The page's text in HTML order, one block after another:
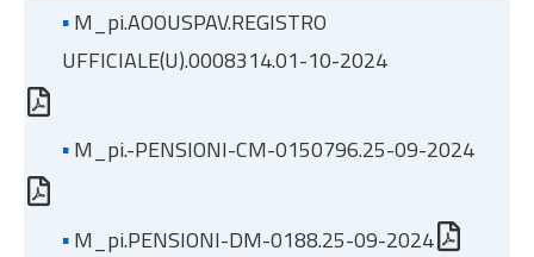
▪M_pi.AOOUSPAV.REGISTRO
UFFICIALE(U).0008314.01-10-2024
▪M_pi.-PENSIONI-CM-0150796.25-09-2024
▪M_pi.PENSIONI-DM-0188.25-09-2024